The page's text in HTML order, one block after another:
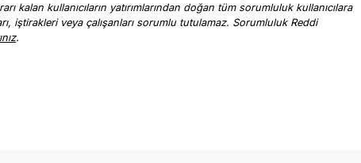
kalan kullanıcıların yatırımlarından doğan tüm sorumluluk kullanıcılara
iştirakleri veya çalışanları sorumlu tutulamaz. Sorumluluk Reddi
.